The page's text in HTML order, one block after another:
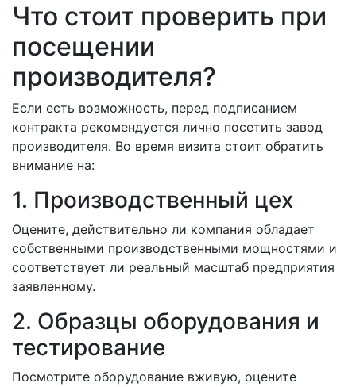
Что стоит проверить при
посещении
производителя?
Если есть возможность, перед подписанием
контракта рекомендуется лично посетить завод
производителя. Во время визита стоит обратить
внимание на:
1. Производственный цех
Оцените, действительно ли компания обладает
собственными производственными мощностями и
соответствует ли реальный масштаб предприятия
заявленному.
2. Образцы оборудования и
тестирование
Посмотрите оборудование вживую, оцените